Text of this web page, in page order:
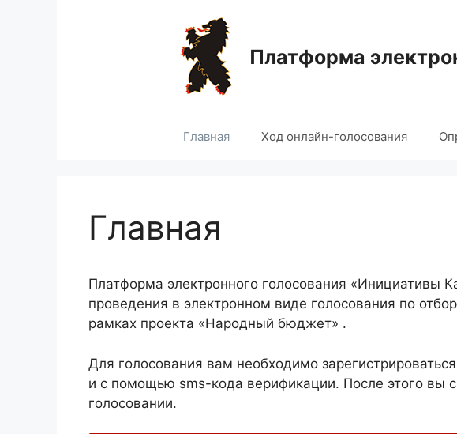
Платформа
Главная Ход онлайн-голосования
Главная
Платформа электронного голосования «Инициативы
проведения в электронном виде голосования по
рамках проекта «Народный бюджет» .
Для голосования вам необходимо
и с помощью sms-кода верификации. После этого вы
голосовании.